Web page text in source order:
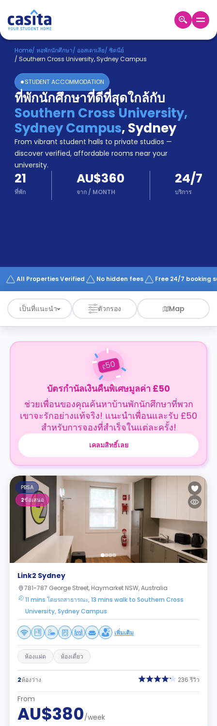
Home TH AUD
เข้าสู่
ระบบ
Booking
Accommodation
About
us
Blog
Refer
And
Earn
Become
A
Partner
Help
Works
Home/ หอพักนักศึกษา/ ออสเตรเลีย/ ซิดนีย์
/ Southern Cross University, Sydney Campus
STUDENT ACCOMMODATION
ที่พักนักศึกษาที่ดีที่สุดใกล้กับ
Southern Cross University,
Sydney Campus,Sydney
From vibrant student halls to private studios —
discover verified, affordable rooms near your
university.
21
ที่พัก
AU$360
จาก / MONTH
24/7
บริการ
All Properties Verified No hidden fees Free 24/7 booking
เป็นที่แนะนำ ตัวกรอง Map
£50
บัตรกำนัลเงินคืนพิเศษมูลค่า £50
ช่วยเพื่อนของคุณค้นหาบ้านพักนักศึกษาที่พวก
เขาจะรักอย่างแท้จริง! แนะนำเพื่อนและรับ £50
สำหรับการจองที่สำเร็จในแต่ละครั้ง!
เคลมสิทธิ์เลย
PBSA
2ข้อเสนอ
Link2 Sydney
781-787 George Street, Haymarket NSW, Australia
11 mins โดยรถสาธารณะ, 13 mins walk to Southern Cross
University, Sydney Campus
เพิ่มเติม
ห้องแฝด ห้องเดี่ยว
2ห้องว่าง 236 รีวิว
From
AU$380/week